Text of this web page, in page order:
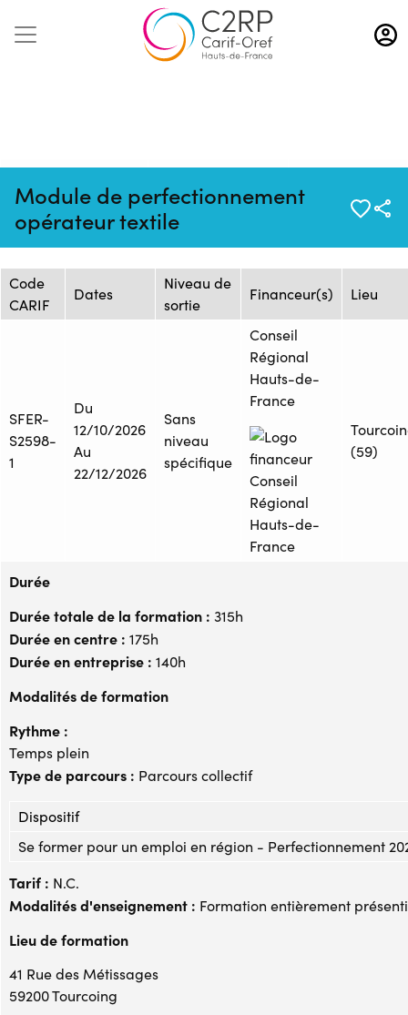
Aller
au
contenu
Module de perfectionnement
opérateur textile
Mise à jour :
01/07/2026
Formation :
26266929F
Source :
INFORMA
Session de formation
Code
CARIF
Dates
Niveau de
sortie
Financeur(s) Lieu
SFER-
S2598-
1
Du
12/10/2026
Au
22/12/2026
Sans
niveau
spécifique
Conseil
Régional
Hauts-de-
France
(59)
Durée
Durée totale de la formation : 315h
Durée en centre : 175h
Durée en entreprise : 140h
Modalités de formation
Rythme :
Temps plein
Type de parcours : Parcours collectif
Dispositif
Se former pour un emploi en région - Perfectionnement
Tarif : N.C.
Modalités d'enseignement : Formation entièrement
Lieu de formation
41 Rue des Métissages
59200 Tourcoing